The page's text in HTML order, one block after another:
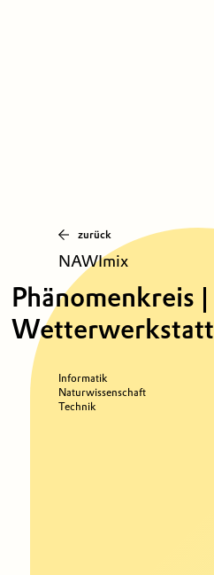
zurück
NAWImix
Phänomenkreis |
Wetterwerkstatt
Informatik
Naturwissenschaft
Technik